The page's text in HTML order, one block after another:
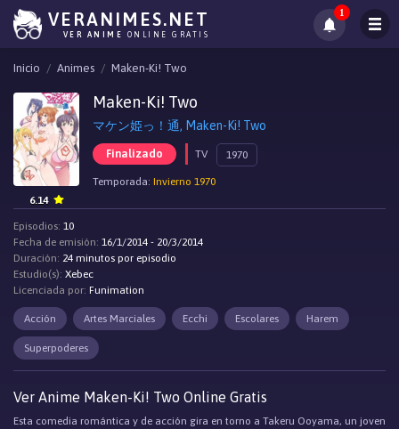
VERANIMES.NET
VER ANIME ONLINE GRATIS
1
Inicio Animes Maken-Ki! Two
Maken-Ki! Two
マケン姫っ！通, Maken-Ki! Two
Finalizado TV 1970
Temporada: Invierno 1970
6.14
Episodios: 10
Fecha de emisión: 16/1/2014 - 20/3/2014
Duración: 24 minutos por episodio
Estudio(s): Xebec
Licenciada por: Funimation
Acción Artes Marciales Ecchi Escolares Harem
Superpoderes
Ver Anime Maken-Ki! Two Online Gratis
Esta comedia romántica y de acción gira en torno a Takeru Ooyama, un joven